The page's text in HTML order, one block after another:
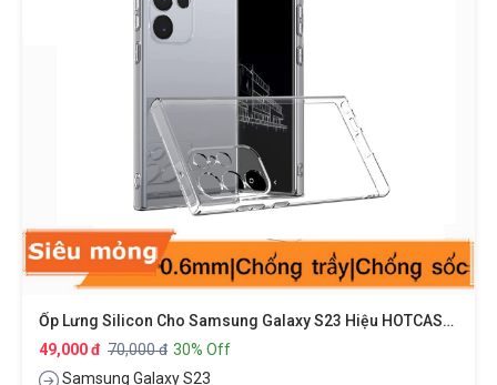
Ốp Lưng Silicon Cho Samsung Galaxy S23 Hiệu HOTCASE - Siêu Mỏng 0.6mm, Thiết Kế Trong Suốt, Chống Trầy Xước
49,000 đ 70,000 đ 30% Off
Samsung Galaxy S23